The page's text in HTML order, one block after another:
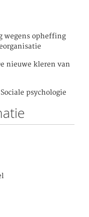
wegens opheffing
nieuwe kleren van
psychologie